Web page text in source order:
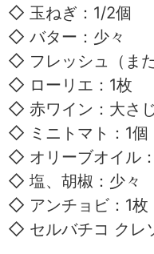
◇ 玉ねぎ：1/2個
◇ バター：少々
◇ フレッシュ（ま
◇ ローリエ：1枚
◇ 赤ワイン：大さ
◇ ミニトマト：1個
◇ オリーブオイル
◇ 塩、胡椒：少々
◇ アンチョビ：1枚
◇ セルバチコ クレ